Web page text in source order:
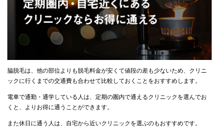
脇脱毛は、他の部位よりも脱毛料金が安くて値段の差も少ないため、クリニ
ックに行くまでの交通費も合わせて比較しておくことをおすすめします。
電車で通勤・通学している人は、定期の圏内で通えるクリニックを選んでお
くと、よりお得に通うことができます。
また休日に通う人は、自宅から近いクリニックを選ぶのもおすすめです。